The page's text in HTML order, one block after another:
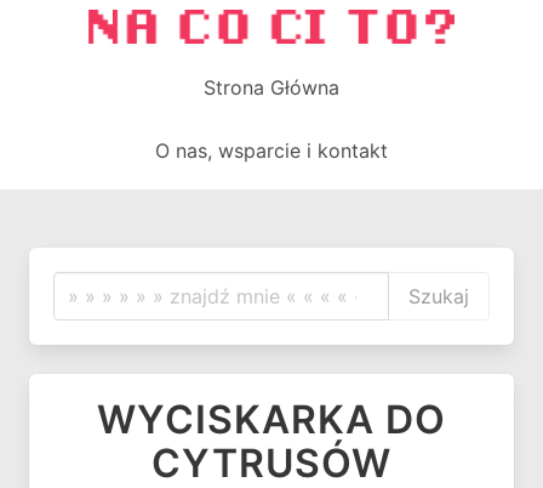
Strona Główna
O nas, wsparcie i kontakt
Szukaj
WYCISKARKA DO
CYTRUSÓW